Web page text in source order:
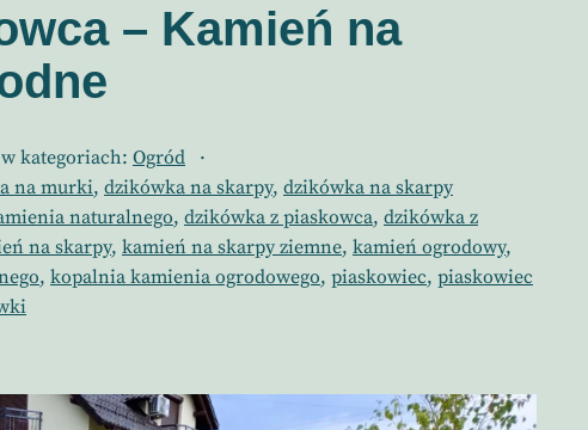
– Kamień na
kategoriach: Ogród
na murki, dzikówka na skarpy, dzikówka na skarpy
naturalnego, dzikówka z piaskowca, dzikówka z
na skarpy, kamień na skarpy ziemne, kamień ogrodowy,
, kopalnia kamienia ogrodowego, piaskowiec, piaskowiec